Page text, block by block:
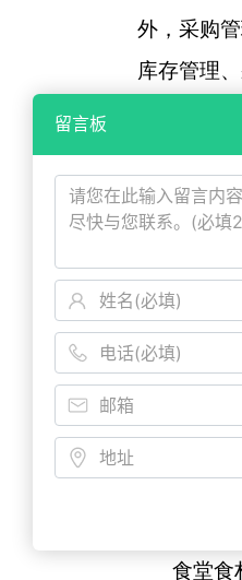
外，采购
库存管理
还应该支
采购管
下单采购
了解每一
成本和避
食堂食
留言板